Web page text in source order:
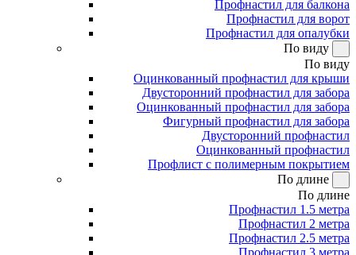
Профнастил для балкона
Профнастил для ворот
Профнастил для опалубки
По виду
По виду
Оцинкованный профнастил для крыши
Двусторонний профнастил для забора
Оцинкованный профнастил для забора
Фигурный профнастил для забора
Двусторонний профнастил
Оцинкованный профнастил
Профлист с полимерным покрытием
По длине
По длине
Профнастил 1.5 метра
Профнастил 2 метра
Профнастил 2.5 метра
Профнастил 3 метра